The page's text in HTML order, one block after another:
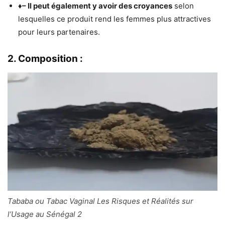
♦– Il peut également y avoir des croyances selon
lesquelles ce produit rend les femmes plus attractives
pour leurs partenaires.
2. Composition :
Tababa ou Tabac Vaginal Les Risques et Réalités sur
l’Usage au Sénégal 2